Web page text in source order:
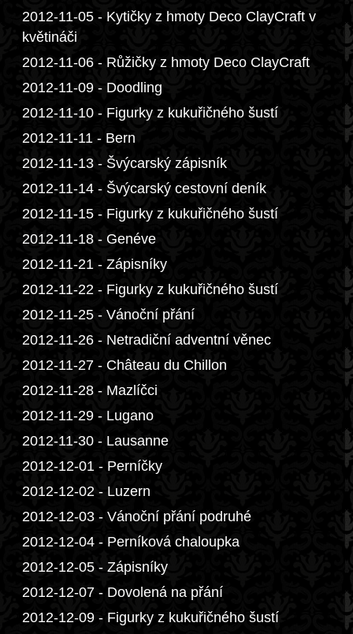
2012-11-05 - Kytičky z hmoty Deco ClayCraft v
květináči
2012-11-06 - Růžičky z hmoty Deco ClayCraft
2012-11-09 - Doodling
2012-11-10 - Figurky z kukuřičného šustí
2012-11-11 - Bern
2012-11-13 - Švýcarský zápisník
2012-11-14 - Švýcarský cestovní deník
2012-11-15 - Figurky z kukuřičného šustí
2012-11-18 - Genéve
2012-11-21 - Zápisníky
2012-11-22 - Figurky z kukuřičného šustí
2012-11-25 - Vánoční přání
2012-11-26 - Netradiční adventní věnec
2012-11-27 - Château du Chillon
2012-11-28 - Mazlíčci
2012-11-29 - Lugano
2012-11-30 - Lausanne
2012-12-01 - Perníčky
2012-12-02 - Luzern
2012-12-03 - Vánoční přání podruhé
2012-12-04 - Perníková chaloupka
2012-12-05 - Zápisníky
2012-12-07 - Dovolená na přání
2012-12-09 - Figurky z kukuřičného šustí